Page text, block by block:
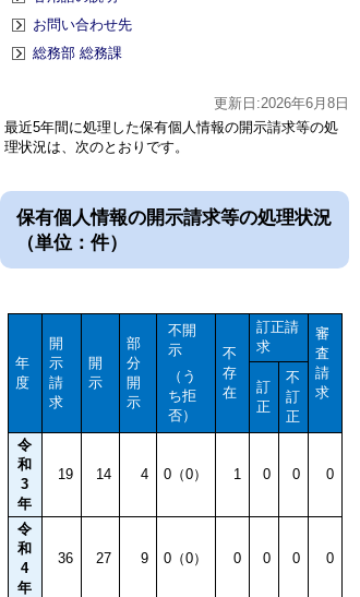
お問い合わせ先
総務部 総務課
更新日:2026年6月8日
最近5年間に処理した保有個人情報の開示請求等の処
理状況は、次のとおりです。
保有個人情報の開示請求等の処理状況
（単位：件）
年
度
開
示
請
求
開
示
部
分
開
示
不開
示
（う
ち拒
否）
不
存
在
訂正請
求
審
査
請
求
訂
正
不
訂
正
令
和
3
年
19 14 4 0（0） 1 0 0 0
令
和
4
年
36 27 9 0（0） 0 0 0 0